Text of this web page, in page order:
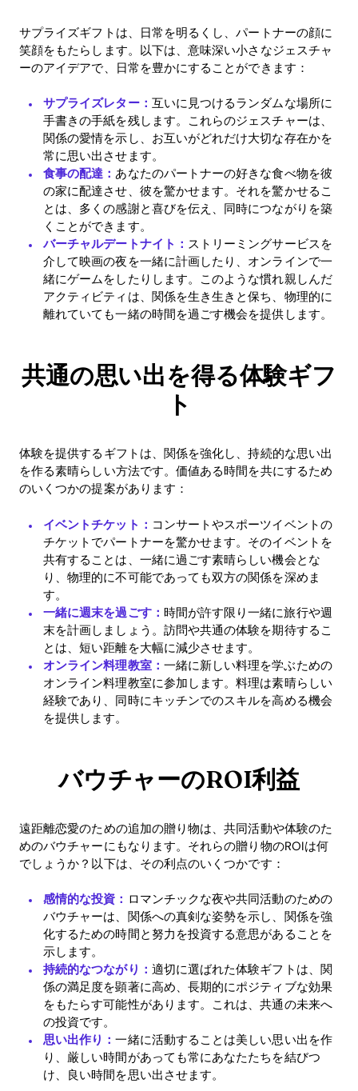
Home
Blog
Download
サプライズギフトは、日常を明るくし、パートナーの顔に
笑顔をもたらします。以下は、意味深い小さなジェスチャ
ーのアイデアで、日常を豊かにすることができます：
サプライズレター： 互いに見つけるランダムな場所に
手書きの手紙を残します。これらのジェスチャーは、
関係の愛情を示し、お互いがどれだけ大切な存在かを
常に思い出させます。
食事の配達： あなたのパートナーの好きな食べ物を彼
の家に配達させ、彼を驚かせます。それを驚かせるこ
とは、多くの感謝と喜びを伝え、同時につながりを築
くことができます。
バーチャルデートナイト： ストリーミングサービスを
介して映画の夜を一緒に計画したり、オンラインで一
緒にゲームをしたりします。このような慣れ親しんだ
アクティビティは、関係を生き生きと保ち、物理的に
離れていても一緒の時間を過ごす機会を提供します。
共通の思い出を得る体験ギフ
ト
体験を提供するギフトは、関係を強化し、持続的な思い出
を作る素晴らしい方法です。価値ある時間を共にするため
のいくつかの提案があります：
イベントチケット： コンサートやスポーツイベントの
チケットでパートナーを驚かせます。そのイベントを
共有することは、一緒に過ごす素晴らしい機会とな
り、物理的に不可能であっても双方の関係を深めま
す。
一緒に週末を過ごす： 時間が許す限り一緒に旅行や週
末を計画しましょう。訪問や共通の体験を期待するこ
とは、短い距離を大幅に減少させます。
オンライン料理教室： 一緒に新しい料理を学ぶための
オンライン料理教室に参加します。料理は素晴らしい
経験であり、同時にキッチンでのスキルを高める機会
を提供します。
バウチャーのROI利益
遠距離恋愛のための追加の贈り物は、共同活動や体験のた
めのバウチャーにもなります。それらの贈り物のROIは何
でしょうか？以下は、その利点のいくつかです：
感情的な投資： ロマンチックな夜や共同活動のための
バウチャーは、関係への真剣な姿勢を示し、関係を強
化するための時間と努力を投資する意思があることを
示します。
持続的なつながり： 適切に選ばれた体験ギフトは、関
係の満足度を顕著に高め、長期的にポジティブな効果
をもたらす可能性があります。これは、共通の未来へ
の投資です。
思い出作り：一緒に活動することは美しい思い出を作
り、厳しい時間があっても常にあなたたちを結びつ
け、良い時間を思い出させます。